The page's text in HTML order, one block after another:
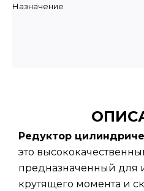
Назначение
Редуктор
это
предназначенный для
крутящего момента и